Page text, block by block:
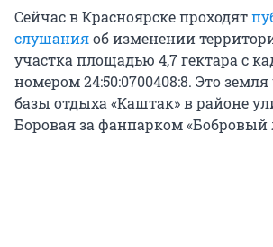
Сейчас в Красноярске проходят
слушанияоб изменении
участка площадью 4,7 гектара с
номером 24:50:0700408:8. Это земля
базы отдыха «Каштак» в районе
Боровая за фанпарком «Бобровый